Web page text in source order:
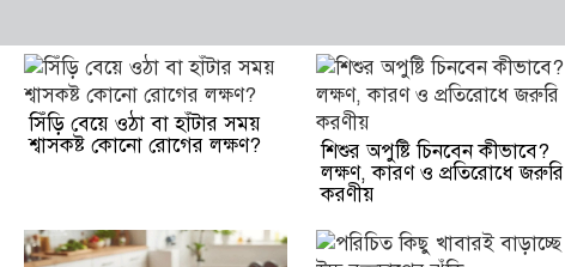
সিঁড়ি বেয়ে ওঠা বা হাঁটার সময়
শ্বাসকষ্ট কোনো রোগের লক্ষণ?
শিশুর অপুষ্টি চিনবেন কীভাবে?
লক্ষণ, কারণ ও প্রতিরোধে জরুরি
করণীয়